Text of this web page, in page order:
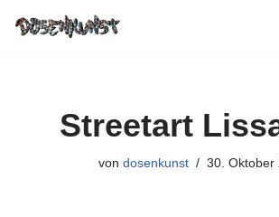
Streetart
von dosenkunst 30. Oktober